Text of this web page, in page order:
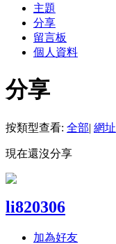
主題
分享
留言板
個人資料
分享
按類型查看: 全部| 網址
現在還沒分享
li820306
加為好友